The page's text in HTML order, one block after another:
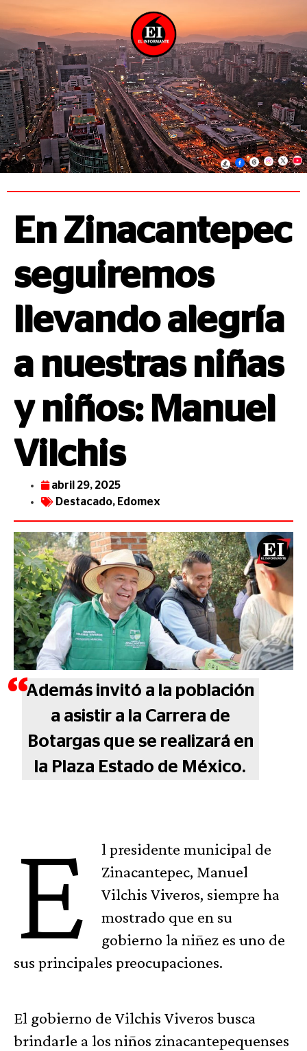
En Zinacantepec
seguiremos
llevando alegría
a nuestras niñas
y niños: Manuel
Vilchis
abril 29, 2025
Destacado, Edomex
Además invitó a la población
a asistir a la Carrera de
Botargas que se realizará en
la Plaza Estado de México.
E
l presidente municipal de
Zinacantepec, Manuel
Vilchis Viveros, siempre ha
mostrado que en su
gobierno la niñez es uno de
sus principales preocupaciones.
El gobierno de Vilchis Viveros busca
brindarle a los niños zinacantepequenses